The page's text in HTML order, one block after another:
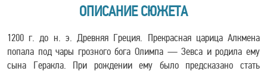
ОПИСАНИЕ СЮЖЕТА
1200 г. до н. э. Древняя Греция. Прекрасная царица Алкмена
попала под чары грозного бога Олимпа — Зевса и родила ему
сына Геракла. При рождении ему было предсказано стать